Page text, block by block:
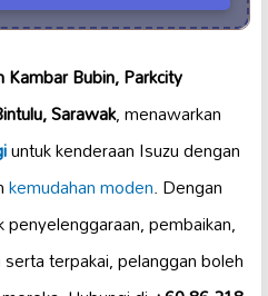
Kambar Bubin, Parkcity
Sarawak, menawarkan
untuk kenderaan Isuzu dengan
kemudahan moden. Dengan
penyelenggaraan, pembaikan,
terpakai, pelanggan boleh